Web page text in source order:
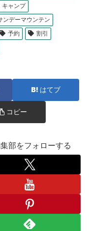
キャンプ
ンデーマウンテン
予約
割引
はてブ
コピー
部をフォローする